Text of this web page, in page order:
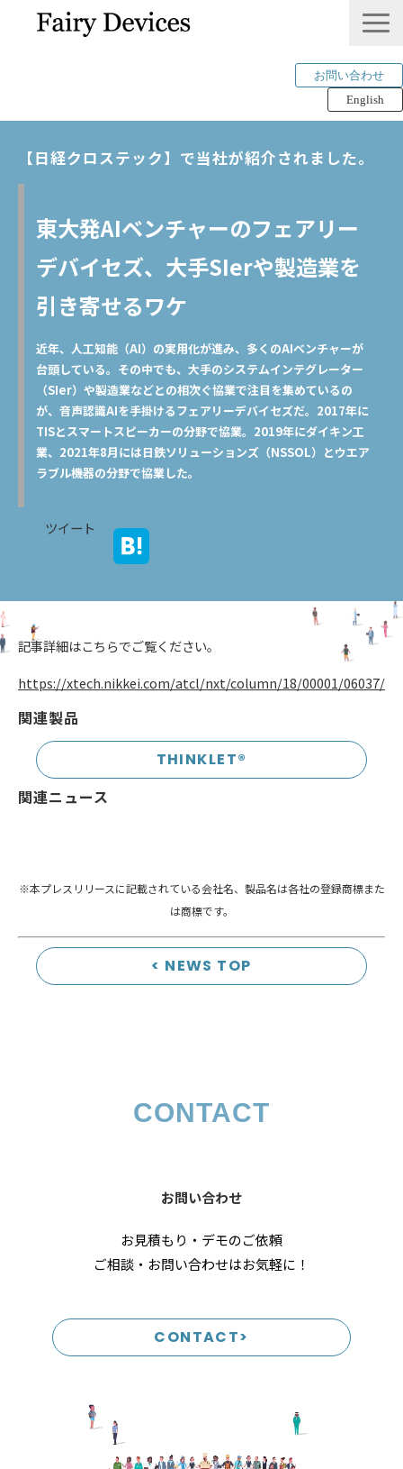
お問い合わせ
English
THINKLET®︎ / CWS
mimi®︎
COMPANY
Tech Blog
【日経クロステック】で当社が紹介されました。
東大発AIベンチャーのフェアリー
デバイセズ、大手SIerや製造業を
引き寄せるワケ
近年、人工知能（AI）の実用化が進み、多くのAIベンチャーが
台頭している。その中でも、大手のシステムインテグレーター
（SIer）や製造業などとの相次ぐ協業で注目を集めているの
が、音声認識AIを手掛けるフェアリーデバイセズだ。2017年に
TISとスマートスピーカーの分野で協業。2019年にダイキン工
業、2021年8月には日鉄ソリューションズ（NSSOL）とウエア
ラブル機器の分野で協業した。
ツイート
記事詳細はこちらでご覧ください。
https://xtech.nikkei.com/atcl/nxt/column/18/00001/06037/
関連製品
THINKLET®️
関連ニュース
※本プレスリリースに記載されている会社名、製品名は各社の登録商標また
は商標です。
< NEWS TOP
CONTACT
お問い合わせ
お見積もり・デモのご依頼
ご相談・お問い合わせはお気軽に！
CONTACT>